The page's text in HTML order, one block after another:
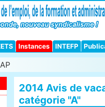
Instances INTEFP
2014 Avis de
catégorie "A"